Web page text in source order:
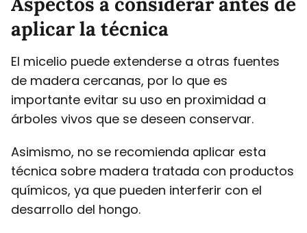
aplicar la técnica
El micelio puede extenderse a otras fuentes
de madera cercanas, por lo que es
importante evitar su uso en proximidad a
árboles vivos que se deseen conservar.
Asimismo, no se recomienda aplicar esta
técnica sobre madera tratada con productos
químicos, ya que pueden interferir con el
desarrollo del hongo.